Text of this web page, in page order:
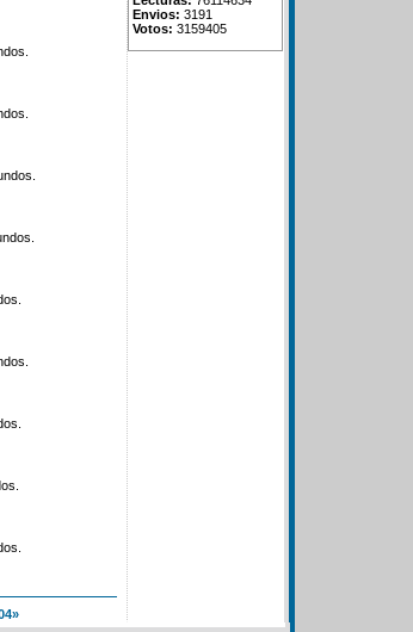
Envios: 3191
Votos: 3159405